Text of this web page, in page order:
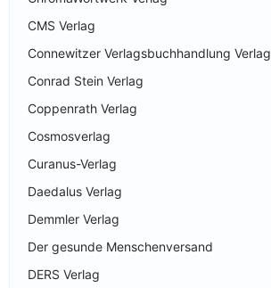
CMS Verlag
Connewitzer Verlagsbuchhandlung Verlag
Conrad Stein Verlag
Coppenrath Verlag
Cosmosverlag
Curanus-Verlag
Daedalus Verlag
Demmler Verlag
Der gesunde Menschenversand
DERS Verlag